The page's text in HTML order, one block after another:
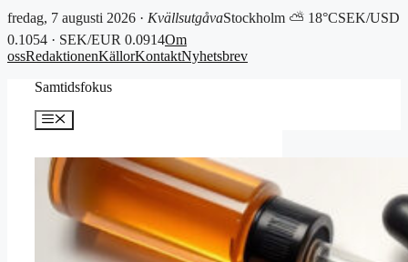
fredag, 7 augusti 2026 · KvällsutgåvaStockholm ⛅ 18°CSEK/USD
0.1054 · SEK/EUR 0.0914Om
ossRedaktionenKällorKontaktNyhetsbrev
Samtidsfokus
Meny